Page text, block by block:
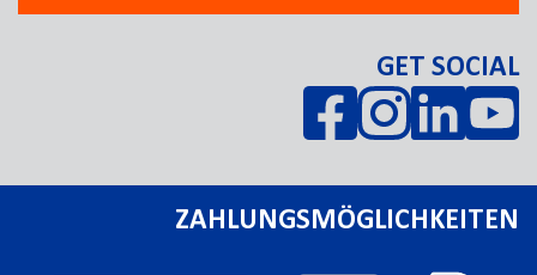
GET SOCIAL
ZAHLUNGSMÖGLICHKEITEN